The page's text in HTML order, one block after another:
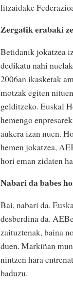
litzaidake
Zergatik erabaki
Betidanik jokatzea
dedikatu nahi
2006an ikasketak
motzak egiten
gelditzeko. Euskal
hemengo
aukera izan nuen.
hemen jokatzea,
hori eman zidaten
Nabari da babes
Bai, nabari da.
desberdina da.
zaituztenak, baina
duen. Markiñan
nintzen hara
baduzu.